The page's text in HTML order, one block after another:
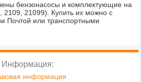
бензонасосы и комплектующие на
21099). Купить их можно с
Почтой или транспортными
Информация:
информация